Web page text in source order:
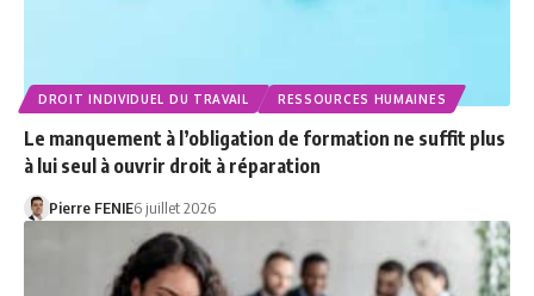
DROIT INDIVIDUEL DU TRAVAIL RESSOURCES HUMAINES
Le manquement à l’obligation de formation ne suffit plus
à lui seul à ouvrir droit à réparation
Pierre FENIE6 juillet 2026